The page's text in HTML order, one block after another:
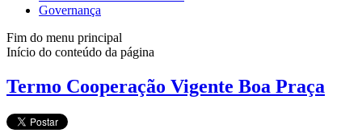
Governança
Fim do menu principal
Início do conteúdo da página
Termo Cooperação Vigente Boa Praça